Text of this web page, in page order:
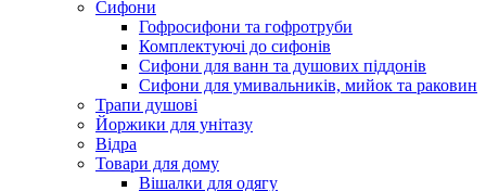
Сифони
Гофросифони та гофротруби
Комплектуючі до сифонів
Сифони для ванн та душових піддонів
Сифони для умивальників, мийок та раковин
Трапи душові
Йоржики для унітазу
Відра
Товари для дому
Вішалки для одягу